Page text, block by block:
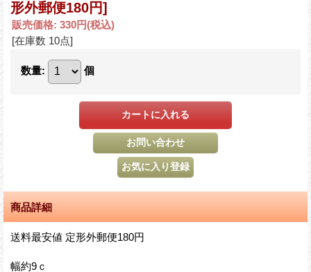
形外郵便180円]
販売価格: 330円(税込)
[在庫数 10点]
数量: 個
商品詳細
送料最安値 定形外郵便180円
幅約9ｃ